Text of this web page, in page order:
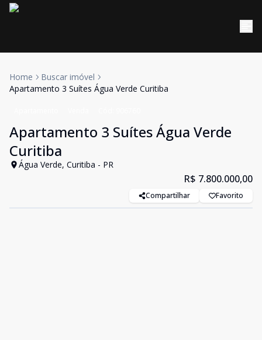
Home
Buscar imóvel
Apartamento 3 Suítes Água Verde Curitiba
Apartamento 3 Suítes Água Verde
Curitiba
Água Verde, Curitiba - PR
R$ 7.800.000,00
Compartilhar Favorito